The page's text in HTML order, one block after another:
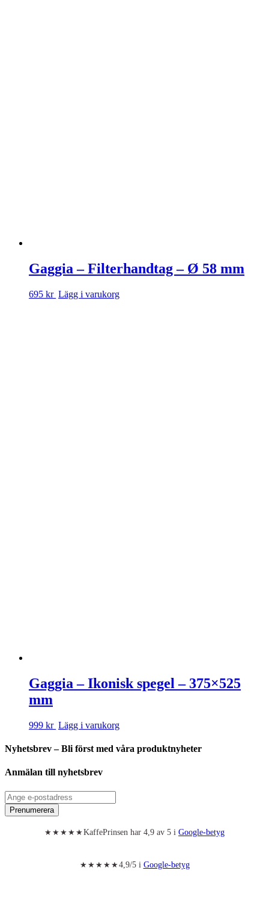
Gaggia – Filterhandtag – Ø 58 mm
695 kr Lägg i varukorg
Gaggia – Ikonisk spegel – 375×525
mm
999 kr Lägg i varukorg
Nyhetsbrev – Bli först med våra produktnyheter
Anmälan till nyhetsbrev
Prenumerera
★★★★★KaffePrinsen har 4,9 av 5 i Google-betyg
★★★★★4,9/5 i Google-betyg